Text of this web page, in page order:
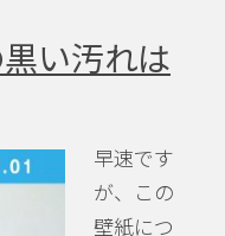
い汚れは
早速です
が、この
壁紙につ